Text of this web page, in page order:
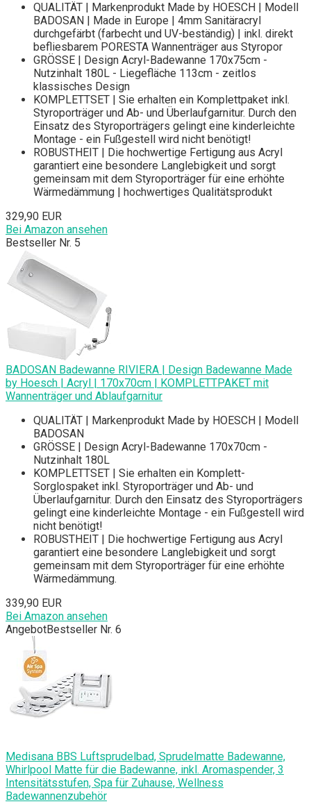
QUALITÄT | Markenprodukt Made by HOESCH | Modell
BADOSAN | Made in Europe | 4mm Sanitäracryl
durchgefärbt (farbecht und UV-beständig) | inkl. direkt
befliesbarem PORESTA Wannenträger aus Styropor
GRÖSSE | Design Acryl-Badewanne 170x75cm -
Nutzinhalt 180L - Liegefläche 113cm - zeitlos
klassisches Design
KOMPLETTSET | Sie erhalten ein Komplettpaket inkl.
Styroporträger und Ab- und Überlaufgarnitur. Durch den
Einsatz des Styroporträgers gelingt eine kinderleichte
Montage - ein Fußgestell wird nicht benötigt!
ROBUSTHEIT | Die hochwertige Fertigung aus Acryl
garantiert eine besondere Langlebigkeit und sorgt
gemeinsam mit dem Styroporträger für eine erhöhte
Wärmedämmung | hochwertiges Qualitätsprodukt
329,90 EUR
Bei Amazon ansehen
Bestseller Nr. 5
BADOSAN Badewanne RIVIERA | Design Badewanne Made
by Hoesch | Acryl | 170x70cm | KOMPLETTPAKET mit
Wannenträger und Ablaufgarnitur
QUALITÄT | Markenprodukt Made by HOESCH | Modell
BADOSAN
GRÖSSE | Design Acryl-Badewanne 170x70cm -
Nutzinhalt 180L
KOMPLETTSET | Sie erhalten ein Komplett-
Sorglospaket inkl. Styroporträger und Ab- und
Überlaufgarnitur. Durch den Einsatz des Styroporträgers
gelingt eine kinderleichte Montage - ein Fußgestell wird
nicht benötigt!
ROBUSTHEIT | Die hochwertige Fertigung aus Acryl
garantiert eine besondere Langlebigkeit und sorgt
gemeinsam mit dem Styroporträger für eine erhöhte
Wärmedämmung.
339,90 EUR
Bei Amazon ansehen
AngebotBestseller Nr. 6
Medisana BBS Luftsprudelbad, Sprudelmatte Badewanne,
Whirlpool Matte für die Badewanne, inkl. Aromaspender, 3
Intensitätsstufen, Spa für Zuhause, Wellness
Badewannenzubehör